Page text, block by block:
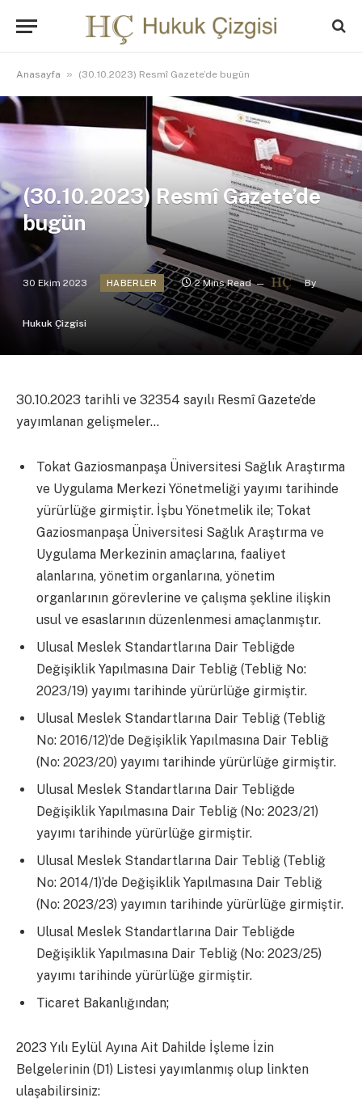
Anasayfa » (30.10.2023) Resmî Gazete’de bugün
(30.10.2023) Resmî Gazete’de
bugün
30 Ekim 2023 HABERLER 2 Mins Read By
Hukuk Çizgisi
30.10.2023 tarihli ve 32354 sayılı Resmî Gazete’de
yayımlanan gelişmeler…
Tokat Gaziosmanpaşa Üniversitesi Sağlık Araştırma
ve Uygulama Merkezi Yönetmeliği yayımı tarihinde
yürürlüğe girmiştir. İşbu Yönetmelik ile; Tokat
Gaziosmanpaşa Üniversitesi Sağlık Araştırma ve
Uygulama Merkezinin amaçlarına, faaliyet
alanlarına, yönetim organlarına, yönetim
organlarının görevlerine ve çalışma şekline ilişkin
usul ve esaslarının düzenlenmesi amaçlanmıştır.
Ulusal Meslek Standartlarına Dair Tebliğde
Değişiklik Yapılmasına Dair Tebliğ (Tebliğ No:
2023/19) yayımı tarihinde yürürlüğe girmiştir.
Ulusal Meslek Standartlarına Dair Tebliğ (Tebliğ
No: 2016/12)’de Değişiklik Yapılmasına Dair Tebliğ
(No: 2023/20) yayımı tarihinde yürürlüğe girmiştir.
Ulusal Meslek Standartlarına Dair Tebliğde
Değişiklik Yapılmasına Dair Tebliğ (No: 2023/21)
yayımı tarihinde yürürlüğe girmiştir.
Ulusal Meslek Standartlarına Dair Tebliğ (Tebliğ
No: 2014/1)’de Değişiklik Yapılmasına Dair Tebliğ
(No: 2023/23) yayımın tarihinde yürürlüğe girmiştir.
Ulusal Meslek Standartlarına Dair Tebliğde
Değişiklik Yapılmasına Dair Tebliğ (No: 2023/25)
yayımı tarihinde yürürlüğe girmiştir.
Ticaret Bakanlığından;
2023 Yılı Eylül Ayına Ait Dahilde İşleme İzin
Belgelerinin (D1) Listesi yayımlanmış olup linkten
ulaşabilirsiniz: